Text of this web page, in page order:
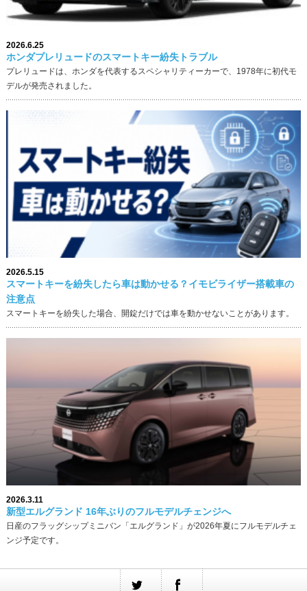
2026.6.25
ホンダプレリュードのスマートキー紛失トラブル
プレリュードは、ホンダを代表するスペシャリティーカーで、1978年に初代モ
デルが発売されました。
2026.5.15
スマートキーを紛失したら車は動かせる？イモビライザー搭載車の
注意点
スマートキーを紛失した場合、開錠だけでは車を動かせないことがあります。
2026.3.11
新型エルグランド 16年ぶりのフルモデルチェンジへ
日産のフラッグシップミニバン「エルグランド」が2026年夏にフルモデルチェ
ンジ予定です。